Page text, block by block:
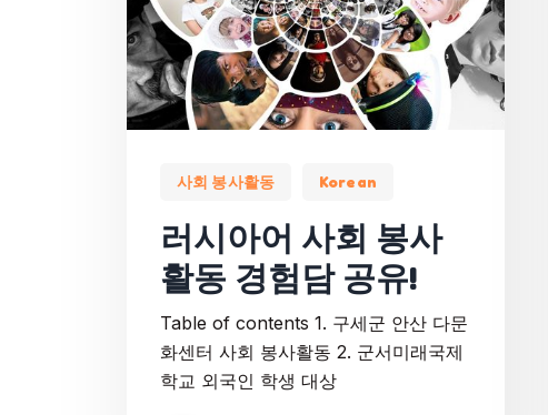
사회 봉사활동 Korean
러시아어 사회 봉사
활동 경험담 공유!
Table of contents 1. 구세군 안산 다문
화센터 사회 봉사활동 2. 군서미래국제
학교 외국인 학생 대상